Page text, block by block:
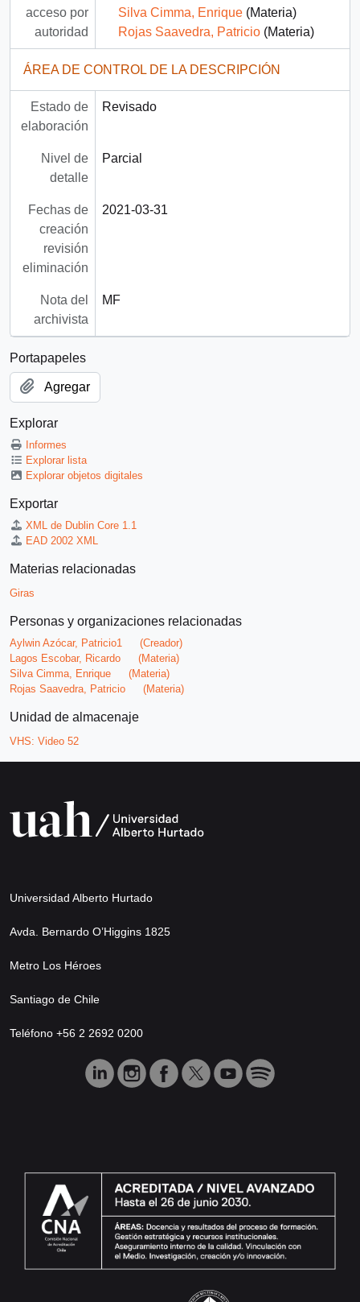
acceso por
autoridad
Silva Cimma, Enrique(Materia)
Rojas Saavedra, Patricio(Materia)
ÁREA DE CONTROL DE LA DESCRIPCIÓN
Estado de
elaboración
Revisado
Nivel de
detalle
Parcial
Fechas de
creación
revisión
eliminación
2021-03-31
Nota del
archivista
MF
Portapapeles
Agregar
Explorar
Informes
Explorar lista
Explorar objetos digitales
Exportar
XML de Dublin Core 1.1
EAD 2002 XML
Materias relacionadas
Giras
Personas y organizaciones relacionadas
Aylwin Azócar, Patricio1
(Creador)
Lagos Escobar, Ricardo
(Materia)
Silva Cimma, Enrique
(Materia)
Rojas Saavedra, Patricio
(Materia)
Unidad de almacenaje
VHS: Video 52
Universidad Alberto Hurtado
Avda. Bernardo O’Higgins 1825
Metro Los Héroes
Santiago de Chile
Teléfono +56 2 2692 0200